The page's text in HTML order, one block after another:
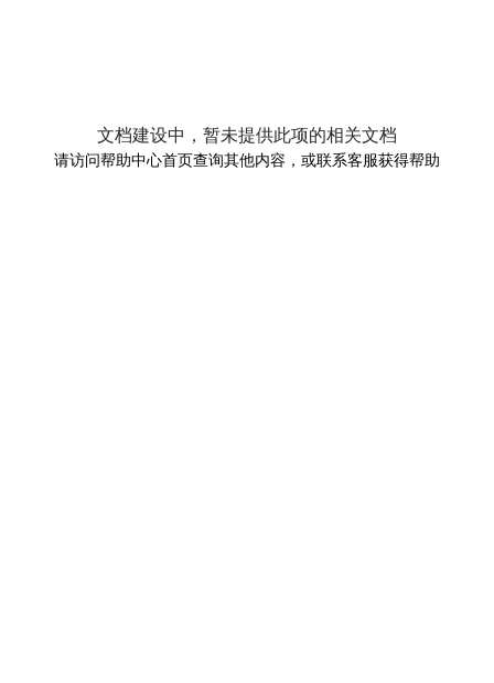
文档建设中，暂未提供此项的相关文档
请访问帮助中心首页查询其他内容，或联系客服获得帮助